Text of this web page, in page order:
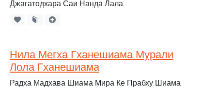
Джагатодхара Саи Нанда Лала
Нила Мегха Гханешиама Мурали
Лола Гханешиама
Радха Мадхава Шиама Мира Ке Прабху Шиама